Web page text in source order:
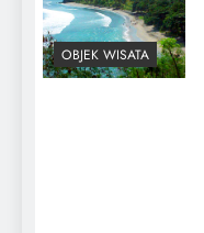
OBJEK WISATA